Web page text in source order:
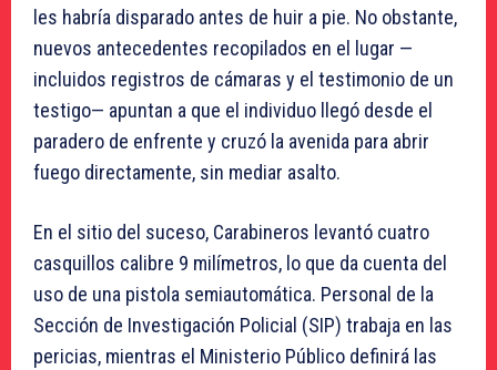
les habría disparado antes de huir a pie. No obstante,
nuevos antecedentes recopilados en el lugar —
incluidos registros de cámaras y el testimonio de un
testigo— apuntan a que el individuo llegó desde el
paradero de enfrente y cruzó la avenida para abrir
fuego directamente, sin mediar asalto.
En el sitio del suceso, Carabineros levantó cuatro
casquillos calibre 9 milímetros, lo que da cuenta del
uso de una pistola semiautomática. Personal de la
Sección de Investigación Policial (SIP) trabaja en las
pericias, mientras el Ministerio Público definirá las